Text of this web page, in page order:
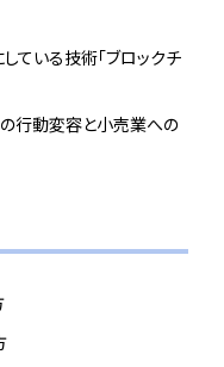
ている技術「ブロックチ
行動変容と小売業への